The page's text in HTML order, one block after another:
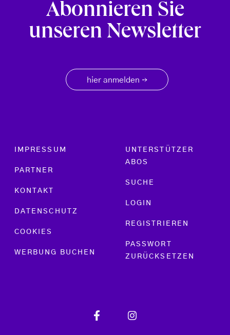
Abonnieren Sie
unseren Newsletter
hier anmelden →
Footer menu
IMPRESSUM
PARTNER
KONTAKT
DATENSCHUTZ
COOKIES
WERBUNG BUCHEN
UNTERSTÜTZER
ABOS
SUCHE
LOGIN
REGISTRIEREN
PASSWORT
ZURÜCKSETZEN